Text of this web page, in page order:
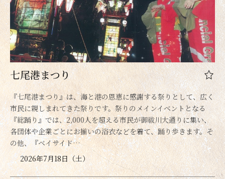
七尾港まつり
『七尾港まつり』は、海と港の恩恵に感謝する祭りとして、広く
市民に親しまれてきた祭りです。祭りのメインイベントとなる
『総踊り』では、2,000人を超える市民が御祓川大通りに集い、
各団体や企業ごとにお揃いの浴衣などを着て、踊り歩きます。そ
の他、『ベイサイド…
2026年7月18日（土）